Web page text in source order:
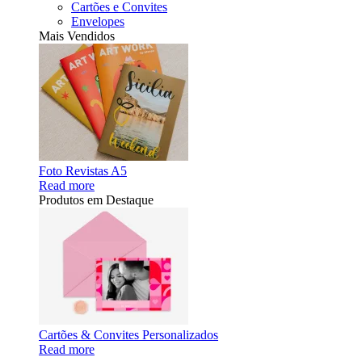
Cartões e Convites
Envelopes
Mais Vendidos
Foto Revistas A5
Read more
Produtos em Destaque
Cartões & Convites Personalizados
Read more